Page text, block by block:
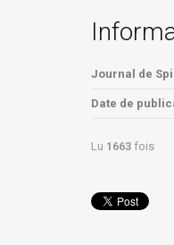
Journal de
Date de
Lu 1663 fois